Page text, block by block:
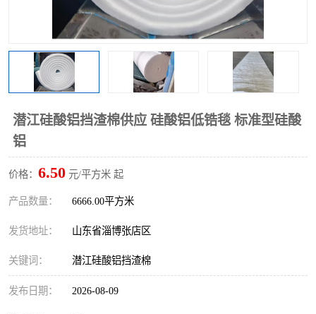
潜江硅酸铝挡渣棉供应 硅酸铝低锆毯 标准型硅酸
铝
价格： 6.50 元/平方米 起
产品数量： 6666.00平方米
发货地址： 山东省淄博张店区
关键词： 潜江硅酸铝挡渣棉
发布日期： 2026-08-09